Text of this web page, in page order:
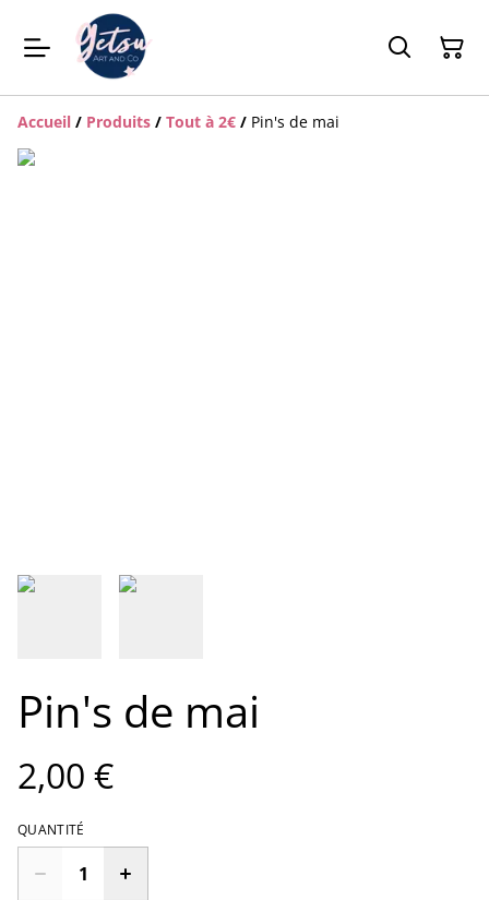
Accueil / Produits / Tout à 2€ / Pin's de mai
Pin's de mai
2,00 €
QUANTITÉ